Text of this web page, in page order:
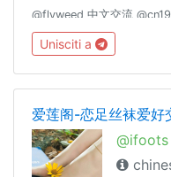
@flyweed 中文交流
@fucktgg
Unisciti a
爱莲阁-恋足丝袜爱好
@ifoots